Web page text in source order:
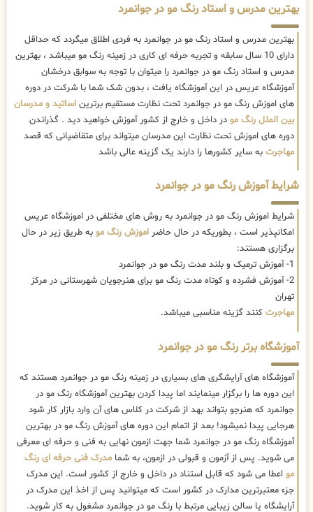
بهترین مدرس و استاد رنگ مو در جوانمرد
بهترین مدرس و استاد رنگ مو در جوانمرد به فردی اطلاق میگردد که حداقل
دارای 10 سال سابقه و تجربه حرفه ای کاری در زمینه رنگ مو میباشد ، بهترین
مدرس و استاد رنگ مو در جوانمرد را میتوان با توجه به سوابق درخشان
آموزشگاه عریس در این آموزشگاه یافت ، بدون شک شما با شرکت در دوره
های اموزش رنگ مو در جوانمرد تحت نظارت مستقیم برترین اساتید و مدرسان
بین الملل رنگ مو در داخل و خارج از کشور آموزش خواهید دید . گذراندن
دوره های اموزش تحت نظارت این مدرسان میتواند برای متقاضیانی که قصد
مهاجرت به سایر کشورها را دارند یک گزینه عالی باشد
شرایط آموزش رنگ مو در جوانمرد
شرایط اموزش رنگ مو در جوانمرد به روش های مختلفی در اموزشگاه عریس
امکانپذیر است ، بطوریکه در حال حاضر اموزش رنگ مو به طریق زیر در حال
برگزاری هستند:
1- آموزش ترمیک و بلند مدت رنگ مو در جوانمرد
2- آموزش فشرده و کوتاه مدت رنگ مو برای هنرجویان شهرستانی در مرکز
تهران
مهاجرت کنند گزینه مناسبی میباشد.
آموزشگاه برتر رنگ مو در جوانمرد
آموزشگاه های آرایشگری های بسیاری در زمینه رنگ مو در جوانمرد هستند که
این دوره ها را برگزار مینمایند اما پیدا کردن بهترین آموزشگاه رنگ مو در
جوانمرد که هنرجو بتواند بهد از شرکت در کلاس های آن وارد بازار کار شود
هرجایی پیدا نمیشود! بعد از اتمام این دوره های آموزش رنگ مو در بهترین
آموزشگاه رنگ مو در جوانمرد شما جهت ازمون نهایی به فنی و حرفه ای معرفی
می شوید. پس از آزمون و قبولی در ازمون، به شما مدرک فنی حرفه ای رنگ
مو اعطا می شود که قابل استناد در داخل و خارج از کشور است. این مدرک
جزء معتبرترین مدارک در کشور است که میتوانید پس از اخذ این مدرک در
آرایشگاه یا سالن زیبایی مرتبط با رنگ مو در جوانمرد مشغول به کار شوید.